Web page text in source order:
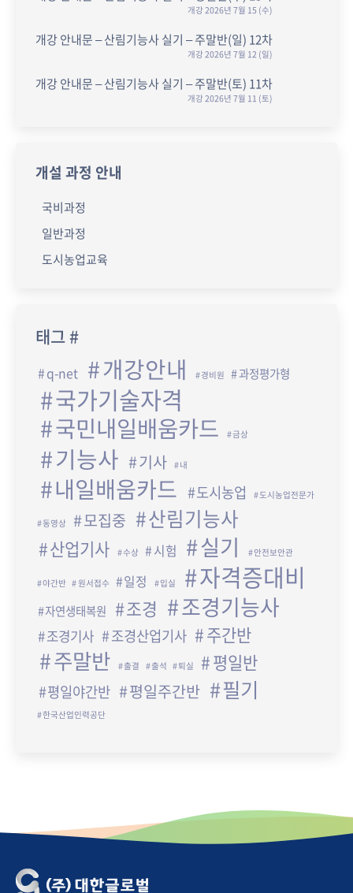
개강 2026년 7월 15 (수)
개강 안내문 – 산림기능사 실기 – 주말반(일) 12차
개강 2026년 7월 12 (일)
개강 안내문 – 산림기능사 실기 – 주말반(토) 11차
개강 2026년 7월 11 (토)
개설 과정 안내
국비과정
일반과정
도시농업교육
태그 #
q-net 개강안내 경비원 과정평가형
국가기술자격
국민내일배움카드 금상
기능사 기사 내
내일배움카드 도시농업 도시농업전문가
동영상 모집중 산림기능사
산업기사 수상 시험 실기 안전보안관
야간반 원서접수 일정 입실 자격증대비
자연생태복원 조경 조경기능사
조경기사 조경산업기사 주간반
주말반 출결 출석 퇴실 평일반
평일야간반 평일주간반 필기
한국산업인력공단